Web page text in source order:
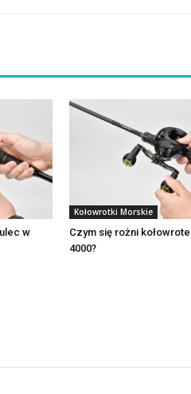
w
Kołowrotki Morskie
Czym się rożni
4000?